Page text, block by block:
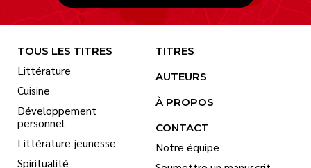
TOUS LES TITRES
Littérature
Cuisine
Développement
personnel
Littérature jeunesse
Spiritualité
TITRES
AUTEURS
À PROPOS
CONTACT
Notre équipe